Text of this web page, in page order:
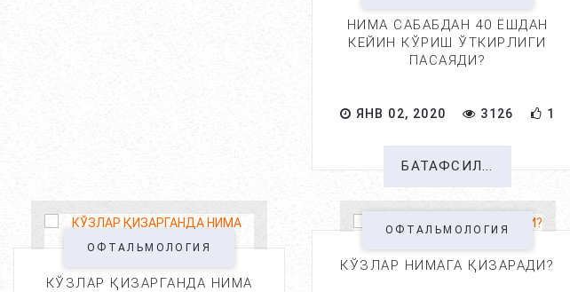
НИМА САБАБДАН 40 ЁШДАН
КЕЙИН КЎРИШ ЎТКИРЛИГИ
ПАСАЯДИ?
ЯНВ 02, 2020 3126 1
БАТАФСИЛ...
ОФТАЛЬМОЛОГИЯ
КЎЗЛАР ҚИЗАРГАНДА НИМА
ОФТАЛЬМОЛОГИЯ
КЎЗЛАР НИМАГА ҚИЗАРАДИ?